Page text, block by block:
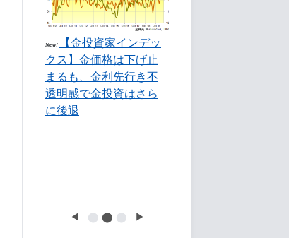
New!
【金投資家インデッ
クス】金価格は下げ止
まるも、金利先行き不
透明感で金投資はさら
に後退
◀ ⬤ ⬤ ⬤ ▶